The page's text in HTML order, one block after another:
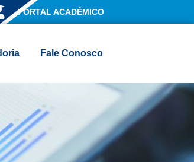
PORTAL ACADÊMICO
Fale Conosco